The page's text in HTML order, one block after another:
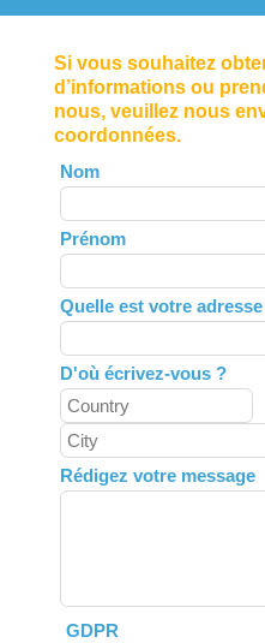
Si vous souhaitez
d’informations ou
nous, veuillez nous
coordonnées.
Leave
this
field
blank
Nom
Prénom
Quelle est votre
D'où écrivez-vous ?
Rédigez votre message
GDPR